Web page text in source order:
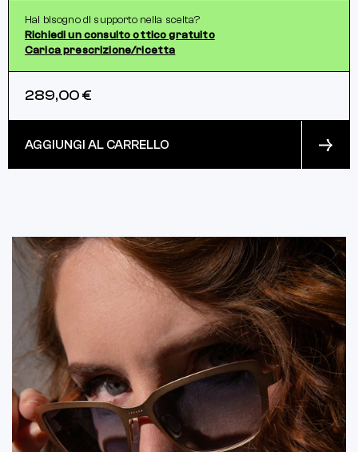
Hai bisogno di supporto nella scelta?
Richiedi un consulto ottico gratuito
Carica prescrizione/ricetta
289,00 €
AGGIUNGI AL CARRELLO